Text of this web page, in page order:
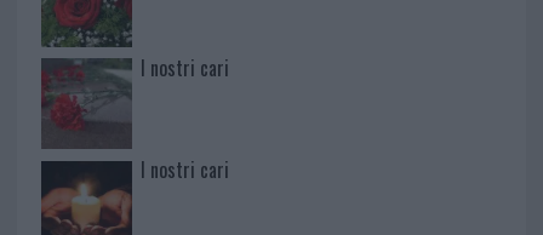
I nostri cari
I nostri cari